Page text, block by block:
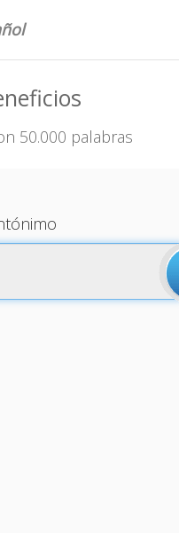
50.000 palabras